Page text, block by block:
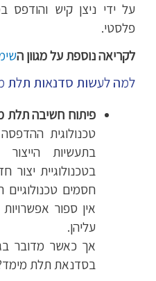
על ידי ניצן קיש
פלסטי.
לקריאה נוספת על מגוון ה
למה לעשות סדנאות תלת
פיתוח חשיבה תלת
טכנולוגית
בתעשיות
בטכנולוגיית
חסמים טכנולוגיים
אין ספור
עליהן.
אך כאשר מדובר
בסדנאת תלת